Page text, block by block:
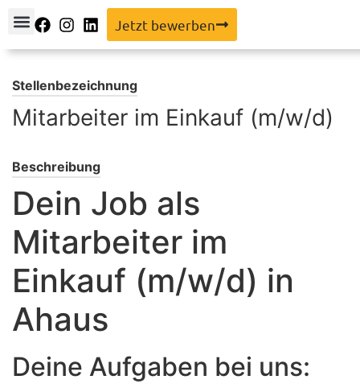
Facebook
Instagram
LinkedIn
Jetzt bewerben
Stellenbezeichnung
Mitarbeiter im Einkauf (m/w/d)
Beschreibung
Dein Job als
Mitarbeiter im
Einkauf (m/w/d) in
Ahaus
Deine Aufgaben bei uns: